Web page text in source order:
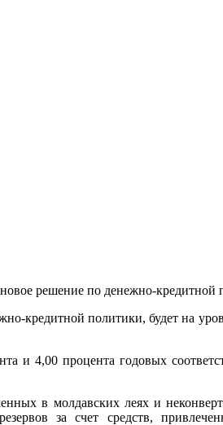
решение по денежно-кредитной
кредитной политики, будет на
и 4,00 процента годовых
в молдавских леях и
за счет средств,